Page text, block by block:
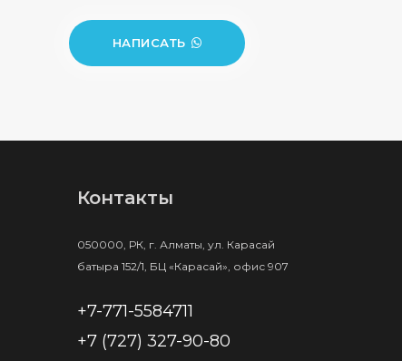
НАПИСАТЬ
Контакты
050000, РК, г. Алматы, ул. Карасай
батыра 152/1, БЦ «Карасай», офис 907
+7-771-5584711
+7 (727) 327-90-80